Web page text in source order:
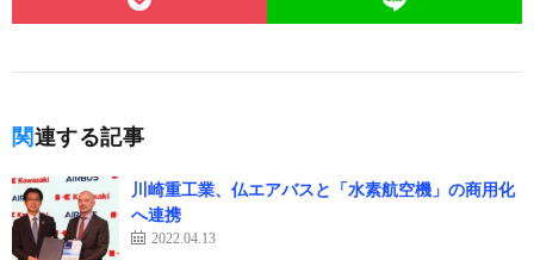
関連する記事
川崎重工業、仏エアバスと「水素航空機」の商用化
へ連携
2022.04.13